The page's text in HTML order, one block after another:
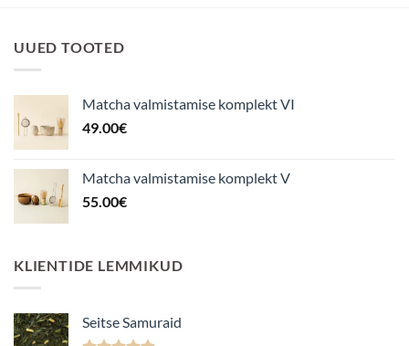
UUED TOOTED
Matcha valmistamise komplekt VI
49.00€
Matcha valmistamise komplekt V
55.00€
KLIENTIDE LEMMIKUD
Seitse Samuraid